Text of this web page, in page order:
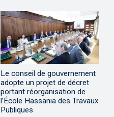
Le conseil de gouvernement
adopte un projet de décret
portant réorganisation de
l’École Hassania des Travaux
Publiques